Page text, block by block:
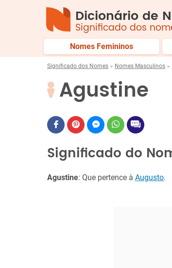
Dicionário de
Significado dos
Nomes Femininos
Significado dos Nomes Nomes Masculinos
Agustine
Significado do
Agustine: Que pertence à Augusto.